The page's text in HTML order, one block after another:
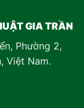
GIA TRẦN
Phường 2,
Việt Nam.